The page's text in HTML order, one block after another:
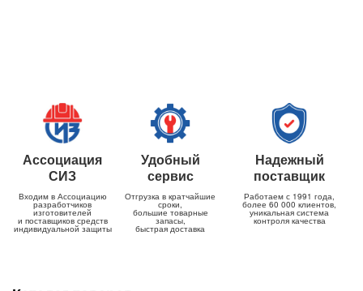
Ассоциация
СИЗ
Входим в Ассоциацию
разработчиков
изготовителей
и поставщиков средств
индивидуальной защиты
Удобный
сервис
Отгрузка в кратчайшие
сроки,
большие товарные
запасы,
быстрая доставка
Надежный
поставщик
Работаем с 1991 года,
более 60 000 клиентов,
уникальная система
контроля качества